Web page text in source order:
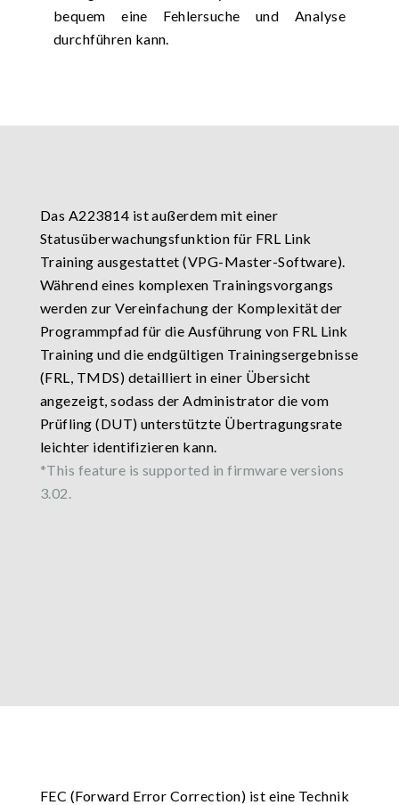
bequem eine Fehlersuche und Analyse
durchführen kann.
Das A223814 ist außerdem mit einer
Statusüberwachungsfunktion für FRL Link
Training ausgestattet (VPG-Master-Software).
Während eines komplexen Trainingsvorgangs
werden zur Vereinfachung der Komplexität der
Programmpfad für die Ausführung von FRL Link
Training und die endgültigen Trainingsergebnisse
(FRL, TMDS) detailliert in einer Übersicht
angezeigt, sodass der Administrator die vom
Prüfling (DUT) unterstützte Übertragungsrate
leichter identifizieren kann.
*This feature is supported in firmware versions
3.02.
FEC (Forward Error Correction) ist eine Technik